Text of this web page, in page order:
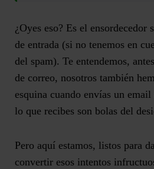
¿Oyes eso? Es el ensordecedor
de entrada (si no tenemos en
del spam). Te entendemos,
de correo, nosotros también
esquina cuando envías un
lo que recibes son bolas del
Pero aquí estamos, listos para
convertir esos intentos